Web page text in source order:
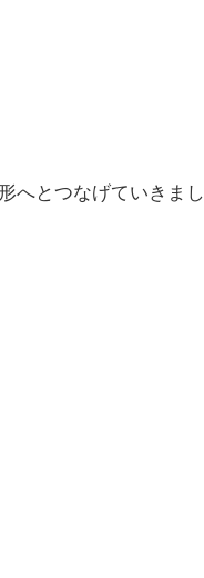
へとつなげていきまし